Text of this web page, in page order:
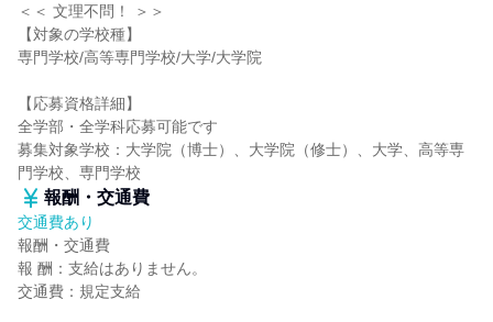
＜＜ 文理不問！ ＞＞
【対象の学校種】
専門学校/高等専門学校/大学/大学院
【応募資格詳細】
全学部・全学科応募可能です
募集対象学校：大学院（博士）、大学院（修士）、大学、高等専
門学校、専門学校
報酬・交通費
交通費あり
報酬・交通費
報 酬：支給はありません。
交通費：規定支給